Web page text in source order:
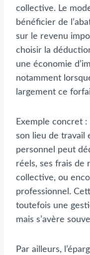
collective. Le
bénéficier de
sur le revenu
choisir la
une économie
notamment
largement ce
Exemple concret
son lieu de travail
personnel peut
réels, ses frais de
collective, ou
professionnel.
toutefois une
mais s’avère
Par ailleurs,